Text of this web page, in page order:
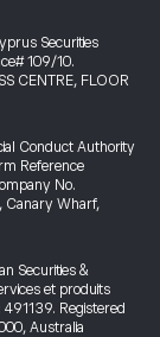
Securities
109/10.
CENTRE, FLOOR
Conduct Authority
Reference
No.
Canary Wharf,
Securities &
et produits
Registered
Australia